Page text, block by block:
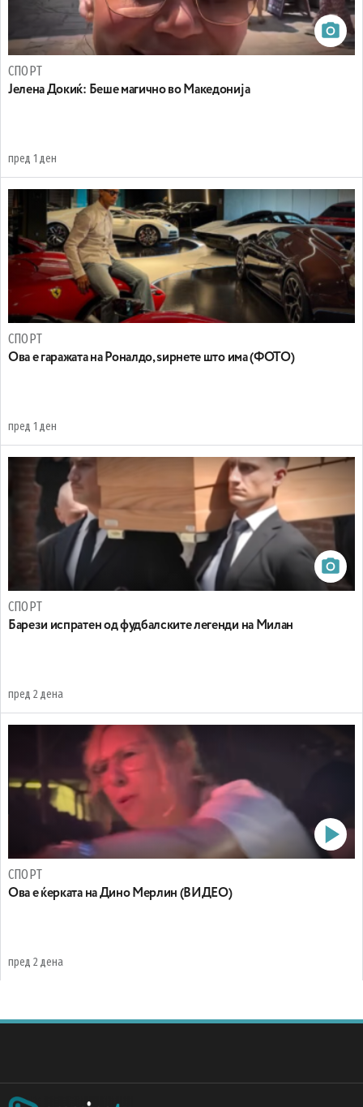
СПОРТ
Јелена Докиќ: Беше магично во Македонија
пред 1 ден
СПОРТ
Ова е гаражата на Роналдо, ѕирнете што има (ФОТО)
пред 1 ден
СПОРТ
Барези испратен од фудбалските легенди на Милан
пред 2 дена
СПОРТ
Oва е ќерката на Дино Мерлин (ВИДЕО)
пред 2 дена